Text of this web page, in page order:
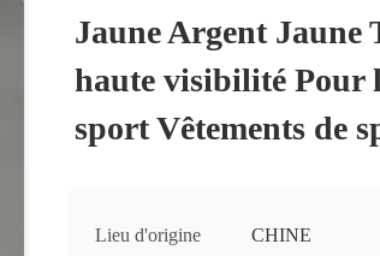
Jaune Argent Jaune
haute visibilité Pour
sport Vêtements de
Lieu d'origine CHINE